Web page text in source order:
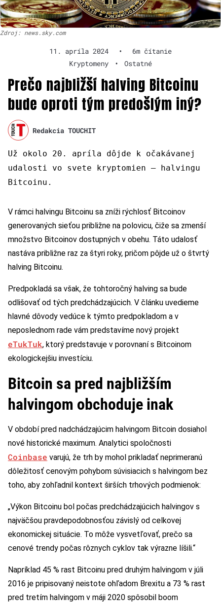
Zdroj: news.sky.com
11. apríla 2024 •
6m čítanie
Kryptomeny
• Ostatné
Prečo najbližší halving Bitcoinu
bude oproti tým predošlým iný?
Redakcia TOUCHIT
Už okolo 20. apríla dôjde k očakávanej
udalosti vo svete kryptomien – halvingu
Bitcoinu.
V rámci halvingu Bitcoinu sa zníži rýchlosť Bitcoinov
generovaných sieťou približne na polovicu, čiže sa zmenší
množstvo Bitcoinov dostupných v obehu. Táto udalosť
nastáva približne raz za štyri roky, pričom pôjde už o štvrtý
halving Bitcoinu.
Predpokladá sa však, že tohtoročný halving sa bude
odlišovať od tých predchádzajúcich. V článku uvedieme
hlavné dôvody vedúce k týmto predpokladom a v
neposlednom rade vám predstavíme nový projekt
eTukTuk, ktorý predstavuje v porovnaní s Bitcoinom
ekologickejšiu investíciu.
Bitcoin sa pred najbližším
halvingom obchoduje inak
V období pred nadchádzajúcim halvingom Bitcoin dosiahol
nové historické maximum. Analytici spoločnosti
Coinbase varujú, že trh by mohol prikladať neprimeranú
dôležitosť cenovým pohybom súvisiacich s halvingom bez
toho, aby zohľadnil kontext širších trhových podmienok:
„Výkon Bitcoinu bol počas predchádzajúcich halvingov s
najväčšou pravdepodobnosťou závislý od celkovej
ekonomickej situácie. To môže vysvetľovať, prečo sa
cenové trendy počas rôznych cyklov tak výrazne líšili.“
Napríklad 45 % rast Bitcoinu pred druhým halvingom v júli
2016 je pripisovaný neistote ohľadom Brexitu a 73 % rast
pred tretím halvingom v máji 2020 spôsobil boom